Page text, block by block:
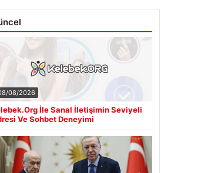
08/2026
İle Sanal İletişimin Seviyeli
Ve Sohbet Deneyimi